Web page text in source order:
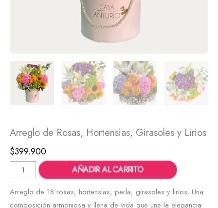
Arreglo de Rosas, Hortensias, Girasoles y Lirios
$399.900
AÑADIR AL CARRITO
Arreglo de 18 rosas, hortensias, perla, girasoles y lirios. Una
composición armoniosa y llena de vida que une la elegancia